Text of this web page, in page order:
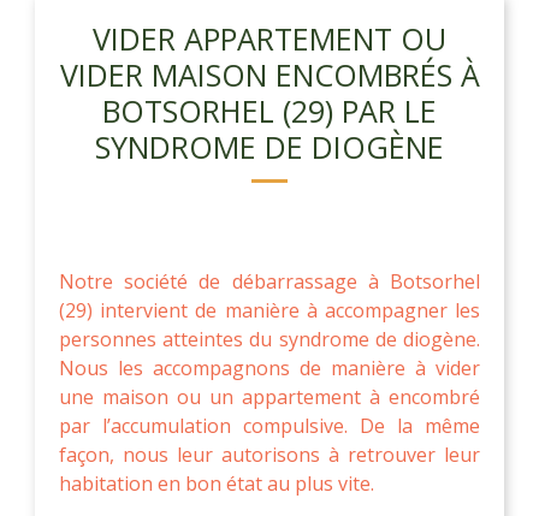
VIDER APPARTEMENT OU
VIDER MAISON ENCOMBRÉS À
BOTSORHEL (29) PAR LE
SYNDROME DE DIOGÈNE
Notre société de débarrassage à Botsorhel
(29) intervient de manière à accompagner les
personnes atteintes du syndrome de diogène.
Nous les accompagnons de manière à vider
une maison ou un appartement à encombré
par l’accumulation compulsive. De la même
façon, nous leur autorisons à retrouver leur
habitation en bon état au plus vite.